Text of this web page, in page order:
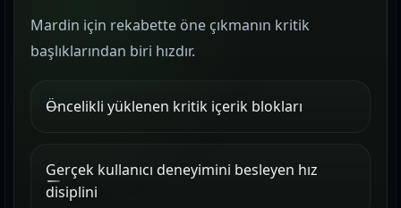
Mardin için rekabette öne çıkmanın kritik
başlıklarından biri hızdır.
Öncelikli yüklenen kritik içerik blokları
Gerçek kullanıcı deneyimini besleyen hız
disiplini